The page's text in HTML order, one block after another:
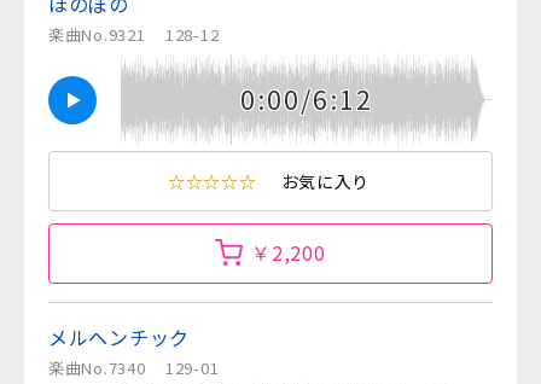
楽曲No.9321 128-12
0:00/6:12
☆☆☆☆☆ お気に入り
￥2,200
メルヘンチック
楽曲No.7340 129-01